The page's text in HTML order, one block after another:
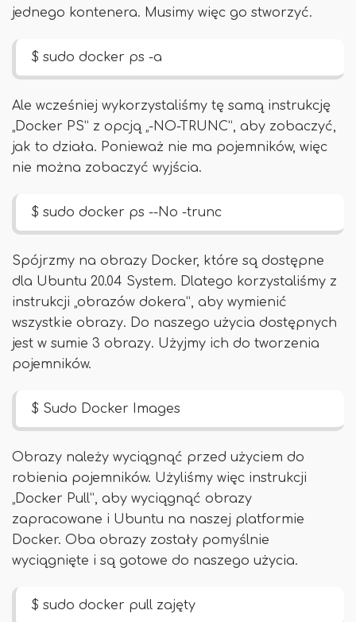
jednego kontenera. Musimy więc go stworzyć.
$ sudo docker ps -a
Ale wcześniej wykorzystaliśmy tę samą instrukcję
„Docker PS” z opcją „-NO-TRUNC”, aby zobaczyć,
jak to działa. Ponieważ nie ma pojemników, więc
nie można zobaczyć wyjścia.
$ sudo docker ps --No -trunc
Spójrzmy na obrazy Docker, które są dostępne
dla Ubuntu 20.04 System. Dlatego korzystaliśmy z
instrukcji „obrazów dokera”, aby wymienić
wszystkie obrazy. Do naszego użycia dostępnych
jest w sumie 3 obrazy. Użyjmy ich do tworzenia
pojemników.
$ Sudo Docker Images
Obrazy należy wyciągnąć przed użyciem do
robienia pojemników. Użyliśmy więc instrukcji
„Docker Pull”, aby wyciągnąć obrazy
zapracowane i Ubuntu na naszej platformie
Docker. Oba obrazy zostały pomyślnie
wyciągnięte i są gotowe do naszego użycia.
$ sudo docker pull zajęty